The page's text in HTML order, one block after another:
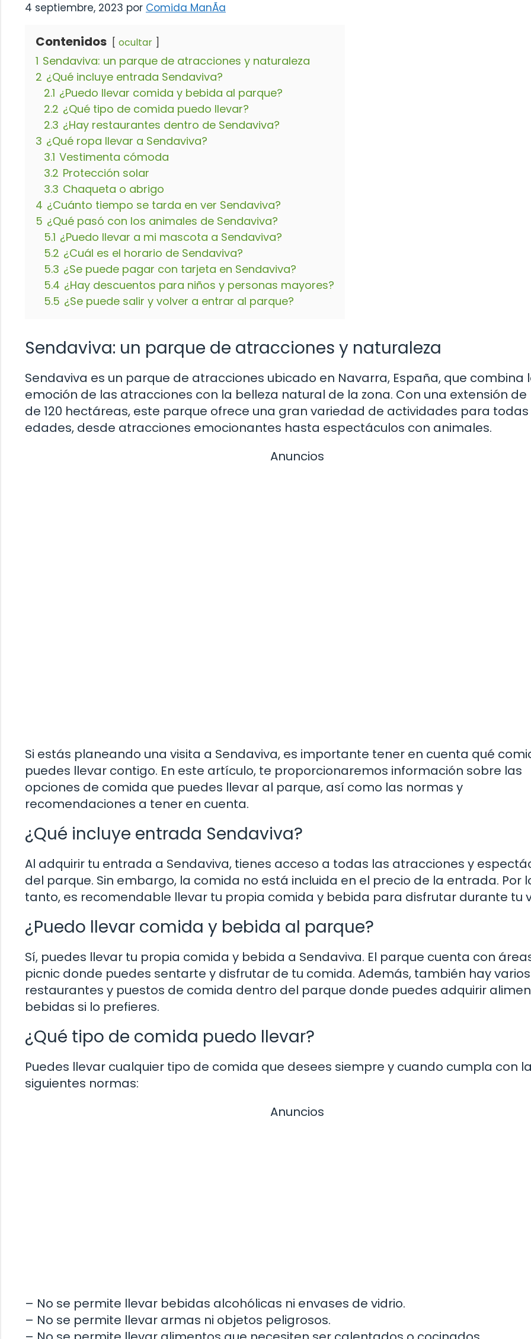
4 septiembre, 2023 por Comida ManÃ­a
Contenidos ocultar
1 Sendaviva: un parque de atracciones y naturaleza
2 ¿Qué incluye entrada Sendaviva?
2.1 ¿Puedo llevar comida y bebida al parque?
2.2 ¿Qué tipo de comida puedo llevar?
2.3 ¿Hay restaurantes dentro de Sendaviva?
3 ¿Qué ropa llevar a Sendaviva?
3.1 Vestimenta cómoda
3.2 Protección solar
3.3 Chaqueta o abrigo
4 ¿Cuánto tiempo se tarda en ver Sendaviva?
5 ¿Qué pasó con los animales de Sendaviva?
5.1 ¿Puedo llevar a mi mascota a Sendaviva?
5.2 ¿Cuál es el horario de Sendaviva?
5.3 ¿Se puede pagar con tarjeta en Sendaviva?
5.4 ¿Hay descuentos para niños y personas mayores?
5.5 ¿Se puede salir y volver a entrar al parque?
Sendaviva: un parque de atracciones y naturaleza
Sendaviva es un parque de atracciones ubicado en Navarra, España, que combina
emoción de las atracciones con la belleza natural de la zona. Con una extensión
de 120 hectáreas, este parque ofrece una gran variedad de actividades para
edades, desde atracciones emocionantes hasta espectáculos con animales.
Anuncios
Si estás planeando una visita a Sendaviva, es importante tener en cuenta qué
puedes llevar contigo. En este artículo, te proporcionaremos información sobre las
opciones de comida que puedes llevar al parque, así como las normas y
recomendaciones a tener en cuenta.
¿Qué incluye entrada Sendaviva?
Al adquirir tu entrada a Sendaviva, tienes acceso a todas las atracciones y
del parque. Sin embargo, la comida no está incluida en el precio de la entrada. Por
tanto, es recomendable llevar tu propia comida y bebida para disfrutar durante tu
¿Puedo llevar comida y bebida al parque?
Sí, puedes llevar tu propia comida y bebida a Sendaviva. El parque cuenta con
picnic donde puedes sentarte y disfrutar de tu comida. Además, también hay varios
restaurantes y puestos de comida dentro del parque donde puedes adquirir
bebidas si lo prefieres.
¿Qué tipo de comida puedo llevar?
Puedes llevar cualquier tipo de comida que desees siempre y cuando cumpla con
siguientes normas:
Anuncios
– No se permite llevar bebidas alcohólicas ni envases de vidrio.
– No se permite llevar armas ni objetos peligrosos.